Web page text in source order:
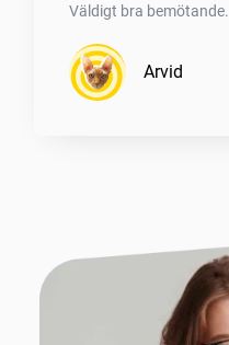
Väldigt bra bemötande.
Arvid